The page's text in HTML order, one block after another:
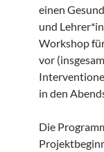
einen
und
Workshop
vor
in den
Die